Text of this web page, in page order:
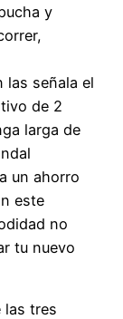
y
las señala el
de 2
larga de
un ahorro
este
no
tu nuevo
las tres